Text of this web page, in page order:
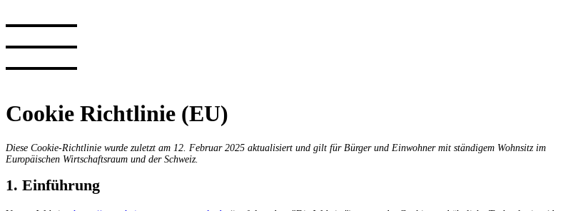
Cookie Richtlinie (EU)
Diese Cookie-Richtlinie wurde zuletzt am 12. Februar 2025 aktualisiert und gilt für Bürger und Einwohner mit ständigem Wohnsitz im
Europäischen Wirtschaftsraum und der Schweiz.
1. Einführung